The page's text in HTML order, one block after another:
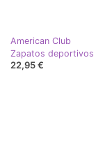
American Club
Zapatos deportivos
22,95 €